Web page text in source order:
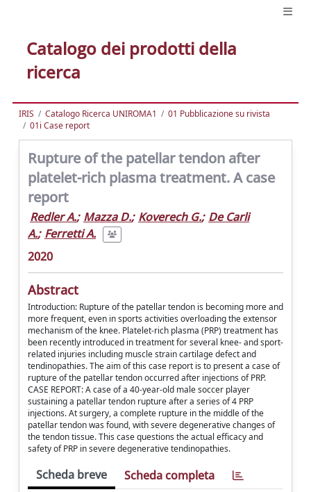
Catalogo dei prodotti della
ricerca
IRIS Catalogo Ricerca UNIROMA1
01 Pubblicazione su rivista
01i Case report
Rupture of the patellar tendon after
platelet-rich plasma treatment. A case
report
Redler A.; Mazza D.; Koverech G.; De Carli
A.; Ferretti A.
2020
Abstract
Introduction: Rupture of the patellar tendon is becoming more and
more frequent, even in sports activities overloading the extensor
mechanism of the knee. Platelet-rich plasma (PRP) treatment has
been recently introduced in treatment for several knee- and sport-
related injuries including muscle strain cartilage defect and
tendinopathies. The aim of this case report is to present a case of
rupture of the patellar tendon occurred after injections of PRP.
CASE REPORT: A case of a 40-year-old male soccer player
sustaining a patellar tendon rupture after a series of 4 PRP
injections. At surgery, a complete rupture in the middle of the
patellar tendon was found, with severe degenerative changes of
the tendon tissue. This case questions the actual efficacy and
safety of PRP in severe degenerative tendinopathies.
Scheda breve Scheda completa